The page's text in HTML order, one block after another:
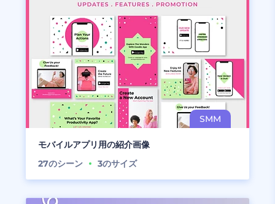
モバイルアプリ用の紹介画像
27のシーン 3のサイズ